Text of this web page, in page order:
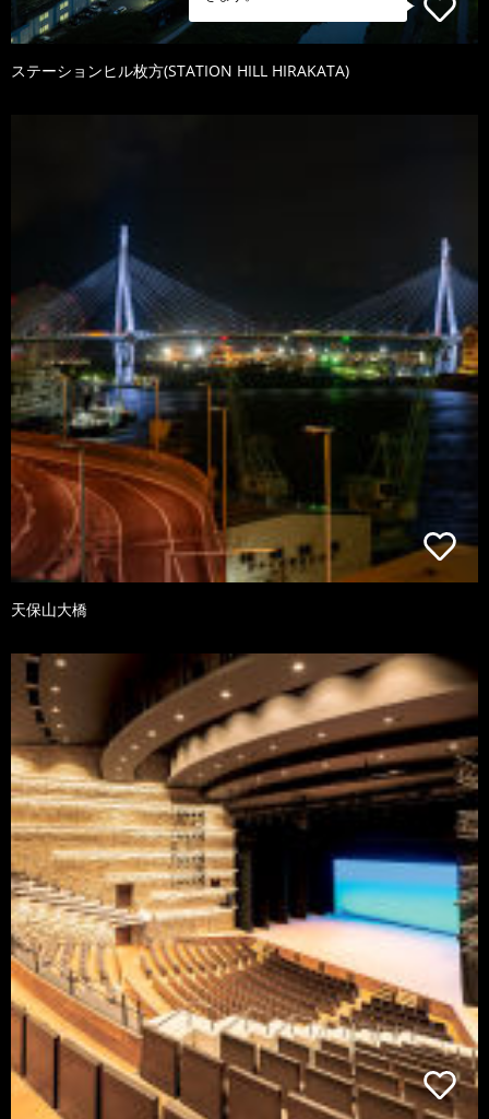
ステーションヒル枚方(STATION HILL HIRAKATA)
天保山大橋